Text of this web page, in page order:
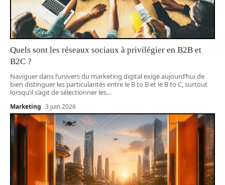
Quels sont les réseaux sociaux à privilégier en B2B et
B2C ?
Naviguer dans l’univers du marketing digital exige aujourd’hui de
bien distinguer les particularités entre le B to B et le B to C, surtout
lorsqu’il s’agit de sélectionner les…
Marketing 3 juin 2026